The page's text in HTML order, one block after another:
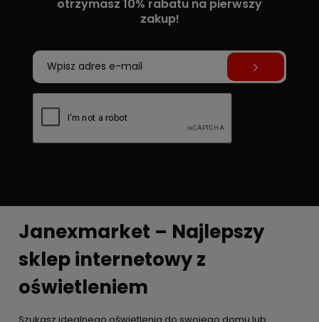
otrzymasz 10% rabatu na pierwszy
zakup!
Janexmarket – Najlepszy
sklep internetowy z
oświetleniem